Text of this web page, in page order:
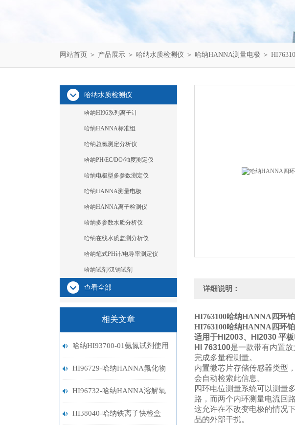
网站首页 ＞ 产品展示 ＞ 哈纳水质检测仪 ＞ 哈纳HANNA测量电极 ＞
哈纳水质检测仪
哈纳HI96系列离子计
哈纳HANNA标准组
哈纳总氯测定分析仪
哈纳PH/EC/DO/浊度测定仪
哈纳电极型多参数测定仪
哈纳HANNA测量电极
哈纳HANNA离子检测仪
哈纳多参数水质分析仪
哈纳在线水质监测分析仪
哈纳笔式PH计/电导率测定仪
哈纳试剂/汉钠试剂
查看全部
相关文章
哈纳HI93700-01氨氮试剂使用
指南
HI96729-哈纳HANNA氟化物
离子计
HI96732-哈纳HANNA溶解氧
比色计
HI38040-哈纳铁离子快检盒
详细说明：
HI763100哈纳HANNA四环
HI763100哈纳HANNA四环
适用于HI2003、HI2030 平
HI 763100是一款带有内置
完成多量程测量。
内置微芯片存储传感器类型
会自动检索此信息。
四环电位测量系统可以测量
路，而两个内环测量电流回
这允许在不改变电极的情况
品的外部干扰。